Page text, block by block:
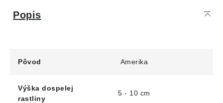
Popis
Pôvod Amerika
Výška dospelej
rastliny
5 - 10 cm